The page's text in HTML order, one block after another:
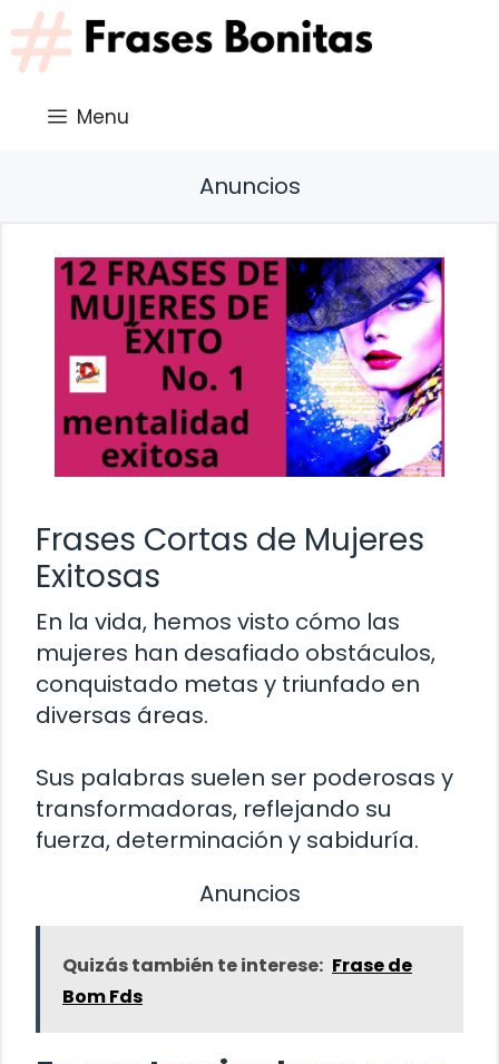
Saltar
al
contenido
Menu
Anuncios
Frases Cortas de Mujeres
Exitosas
En la vida, hemos visto cómo las
mujeres han desafiado obstáculos,
conquistado metas y triunfado en
diversas áreas.
Sus palabras suelen ser poderosas y
transformadoras, reflejando su
fuerza, determinación y sabiduría.
Anuncios
Quizás también te interese: Frase de
Bom Fds